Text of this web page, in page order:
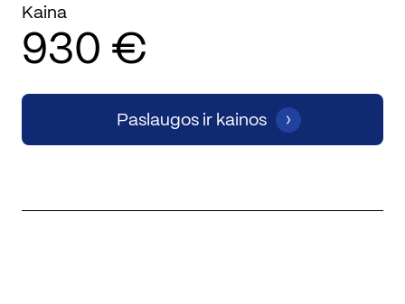
Kaina
930 €
Paslaugos ir kainos